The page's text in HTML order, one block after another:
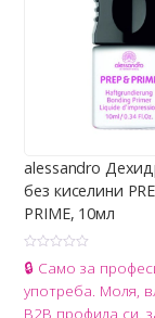
alessandro
без киселини
PRIME, 10мл
ц
н
🔒 Само за
употреба. Моля,
B2B профила си,